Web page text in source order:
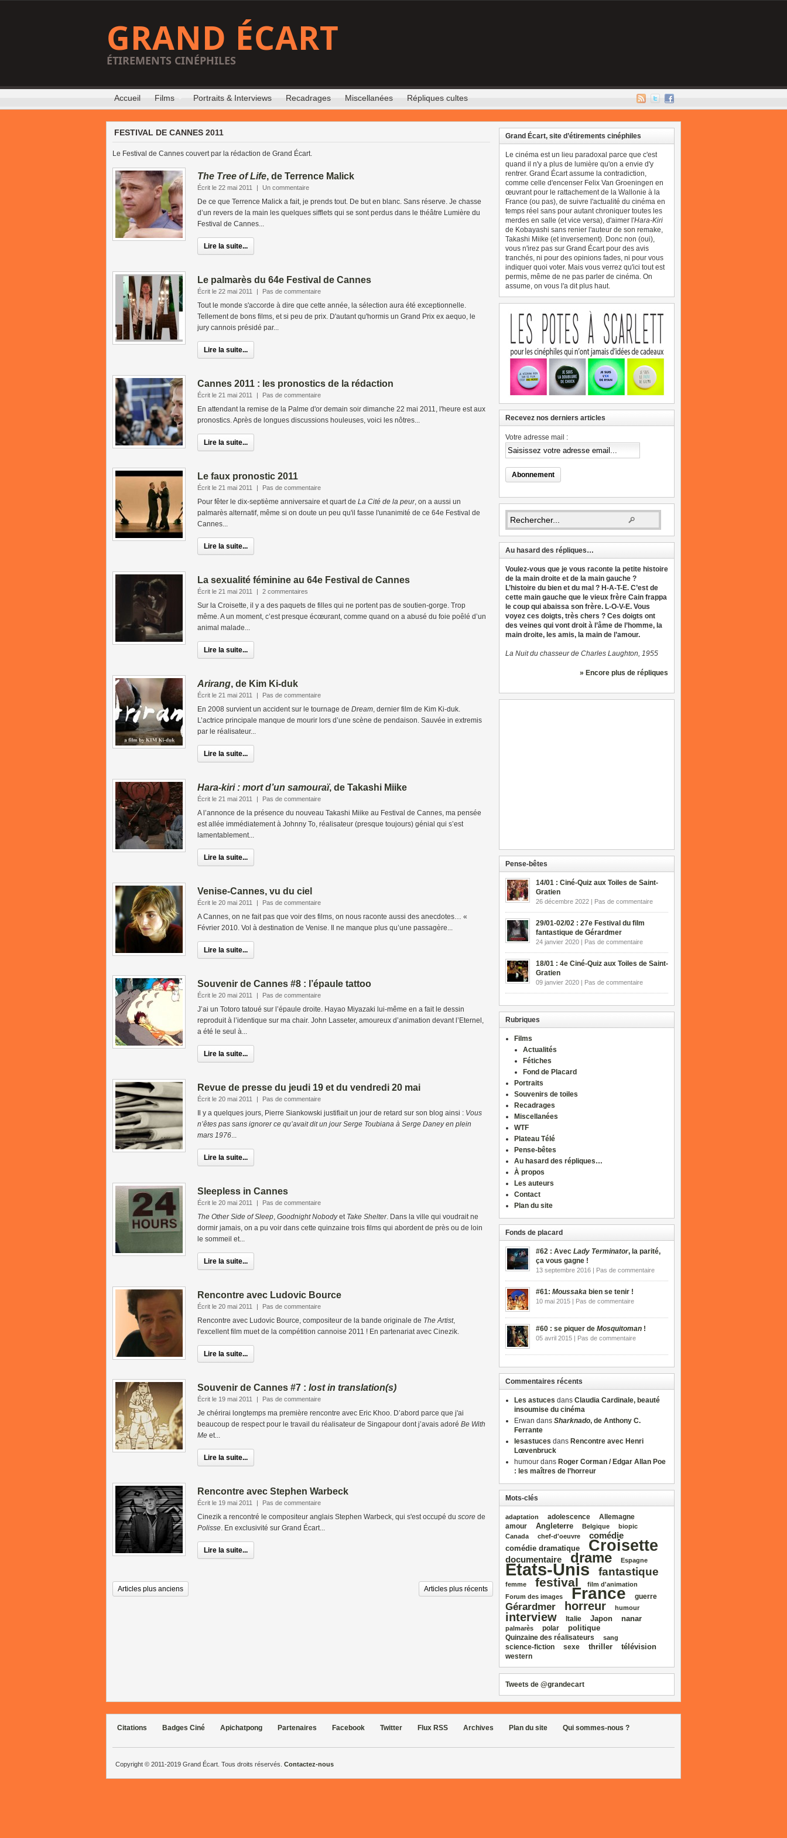
GRAND ÉCART
ÉTIREMENTS CINÉPHILES
Accueil Films Portraits & Interviews Recadrages Miscellanées Répliques cultes
FESTIVAL DE CANNES 2011
Le Festival de Cannes couvert par la rédaction de Grand Écart.
The Tree of Life, de Terrence Malick
Écrit le 22 mai 2011 | Un commentaire
De ce que Terrence Malick a fait, je prends tout. De but en blanc. Sans réserve. Je chasse
d’un revers de la main les quelques sifflets qui se sont perdus dans le théâtre Lumière du
Festival de Cannes...
Lire la suite...
Le palmarès du 64e Festival de Cannes
Écrit le 22 mai 2011 | Pas de commentaire
Tout le monde s'accorde à dire que cette année, la sélection aura été exceptionnelle.
Tellement de bons films, et si peu de prix. D'autant qu'hormis un Grand Prix ex aequo, le
jury cannois présidé par...
Lire la suite...
Cannes 2011 : les pronostics de la rédaction
Écrit le 21 mai 2011 | Pas de commentaire
En attendant la remise de la Palme d'or demain soir dimanche 22 mai 2011, l'heure est aux
pronostics. Après de longues discussions houleuses, voici les nôtres...
Lire la suite...
Le faux pronostic 2011
Écrit le 21 mai 2011 | Pas de commentaire
Pour fêter le dix-septième anniversaire et quart de La Cité de la peur, on a aussi un
palmarès alternatif, même si on doute un peu qu'il fasse l'unanimité de ce 64e Festival de
Cannes...
Lire la suite...
La sexualité féminine au 64e Festival de Cannes
Écrit le 21 mai 2011 | 2 commentaires
Sur la Croisette, il y a des paquets de filles qui ne portent pas de soutien-gorge. Trop
même. A un moment, c’est presque écœurant, comme quand on a abusé du foie poêlé d’un
animal malade...
Lire la suite...
Arirang, de Kim Ki-duk
Écrit le 21 mai 2011 | Pas de commentaire
En 2008 survient un accident sur le tournage de Dream, dernier film de Kim Ki-duk.
L’actrice principale manque de mourir lors d’une scène de pendaison. Sauvée in extremis
par le réalisateur...
Lire la suite...
Hara-kiri : mort d’un samouraï, de Takashi Miike
Écrit le 21 mai 2011 | Pas de commentaire
A l’annonce de la présence du nouveau Takashi Miike au Festival de Cannes, ma pensée
est allée immédiatement à Johnny To, réalisateur (presque toujours) génial qui s’est
lamentablement...
Lire la suite...
Venise-Cannes, vu du ciel
Écrit le 20 mai 2011 | Pas de commentaire
A Cannes, on ne fait pas que voir des films, on nous raconte aussi des anecdotes… «
Février 2010. Vol à destination de Venise. Il ne manque plus qu’une passagère...
Lire la suite...
Souvenir de Cannes #8 : l’épaule tattoo
Écrit le 20 mai 2011 | Pas de commentaire
J’ai un Totoro tatoué sur l’épaule droite. Hayao Miyazaki lui-même en a fait le dessin
reproduit à l’identique sur ma chair. John Lasseter, amoureux d’animation devant l’Eternel,
a été le seul à...
Lire la suite...
Revue de presse du jeudi 19 et du vendredi 20 mai
Écrit le 20 mai 2011 | Pas de commentaire
Il y a quelques jours, Pierre Siankowski justifiait un jour de retard sur son blog ainsi : Vous
n’êtes pas sans ignorer ce qu’avait dit un jour Serge Toubiana à Serge Daney en plein
mars 1976...
Lire la suite...
Sleepless in Cannes
Écrit le 20 mai 2011 | Pas de commentaire
The Other Side of Sleep, Goodnight Nobodyet Take Shelter. Dans la ville qui voudrait ne
dormir jamais, on a pu voir dans cette quinzaine trois films qui abordent de près ou de loin
le sommeil et...
Lire la suite...
Rencontre avec Ludovic Bource
Écrit le 20 mai 2011 | Pas de commentaire
Rencontre avec Ludovic Bource, compositeur de la bande originale de The Artist,
l'excellent film muet de la compétition cannoise 2011 ! En partenariat avec Cinezik.
Lire la suite...
Souvenir de Cannes #7 : lost in translation(s)
Écrit le 19 mai 2011 | Pas de commentaire
Je chérirai longtemps ma première rencontre avec Eric Khoo. D’abord parce que j'ai
beaucoup de respect pour le travail du réalisateur de Singapour dont j’avais adoré Be With
Me et...
Lire la suite...
Rencontre avec Stephen Warbeck
Écrit le 19 mai 2011 | Pas de commentaire
Cinezik a rencontré le compositeur anglais Stephen Warbeck, qui s'est occupé du score de
Polisse. En exclusivité sur Grand Écart...
Lire la suite...
Articles plus anciens Articles plus récents
Grand Écart, site d’étirements cinéphiles
Le cinéma est un lieu paradoxal parce que c'est
quand il n'y a plus de lumière qu'on a envie d'y
rentrer. Grand Écart assume la contradiction,
comme celle d'encenser Felix Van Groeningen en
œuvrant pour le rattachement de la Wallonie à la
France (ou pas), de suivre l'actualité du cinéma en
temps réel sans pour autant chroniquer toutes les
merdes en salle (et vice versa), d'aimer l'Hara-Kiri
de Kobayashi sans renier l'auteur de son remake,
Takashi Miike (et inversement). Donc non (oui),
vous n'irez pas sur Grand Écart pour des avis
tranchés, ni pour des opinions fades, ni pour vous
indiquer quoi voter. Mais vous verrez qu'ici tout est
permis, même de ne pas parler de cinéma. On
assume, on vous l'a dit plus haut.
Recevez nos derniers articles
Votre adresse mail :
Au hasard des répliques…
Voulez-vous que je vous raconte la petite histoire
de la main droite et de la main gauche ?
L’histoire du bien et du mal ? H-A-T-E. C’est de
cette main gauche que le vieux frère Cain frappa
le coup qui abaissa son frère. L-O-V-E. Vous
voyez ces doigts, très chers ? Ces doigts ont
des veines qui vont droit à l’âme de l’homme, la
main droite, les amis, la main de l’amour.
La Nuit du chasseur de Charles Laughton, 1955
» Encore plus de répliques
Pense-bêtes
14/01 : Ciné-Quiz aux Toiles de Saint-
Gratien
26 décembre 2022 | Pas de commentaire
29/01-02/02 : 27e Festival du film
fantastique de Gérardmer
24 janvier 2020 | Pas de commentaire
18/01 : 4e Ciné-Quiz aux Toiles de Saint-
Gratien
09 janvier 2020 | Pas de commentaire
Rubriques
Films
Actualités
Fétiches
Fond de Placard
Portraits
Souvenirs de toiles
Recadrages
Miscellanées
WTF
Plateau Télé
Pense-bêtes
Au hasard des répliques…
À propos
Les auteurs
Contact
Plan du site
Fonds de placard
#62 : Avec Lady Terminator, la parité,
ça vous gagne !
13 septembre 2016 | Pas de commentaire
#61: Moussaka bien se tenir !
10 mai 2015 | Pas de commentaire
#60 : se piquer de Mosquitoman !
05 avril 2015 | Pas de commentaire
Commentaires récents
Les astuces dans Claudia Cardinale, beauté
insoumise du cinéma
Erwan dans Sharknado, de Anthony C.
Ferrante
lesastuces dans Rencontre avec Henri
Lœvenbruck
humour dans Roger Corman / Edgar Allan Poe
: les maîtres de l’horreur
Mots-clés
adaptation adolescence Allemagne
amour Angleterre Belgique
biopic
Canada
chef‑d'oeuvre comédie
comédie dramatique Croisette
documentaire drame Espagne
Etats‑Unis fantastique
femme festival
film d'animation
Forum des images
France guerre
Gérardmer horreur humour
interview Italie Japon nanar
palmarès polar politique
Quinzaine des réalisateurs sang
science‑fiction sexe thriller télévision
western
Tweets de @grandecart
Citations Badges Ciné Apichatpong Partenaires Facebook Twitter Flux RSS Archives Plan du site Qui sommes-nous ?
Copyright © 2011-2019 Grand Écart. Tous droits réservés. Contactez-nous